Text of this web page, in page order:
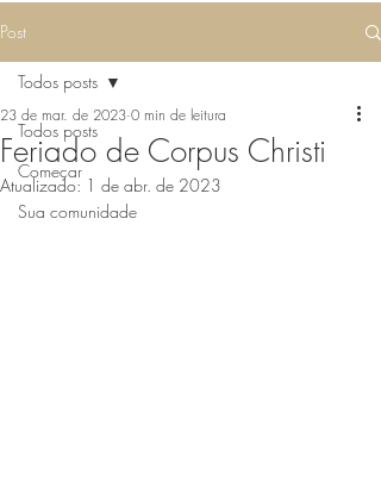
Post
Todos posts
Começar
Sua comunidade
Todos posts
Feriado de Corpus Christi
23 de mar. de 2023 0 min de leitura
Atualizado: 1 de abr. de 2023